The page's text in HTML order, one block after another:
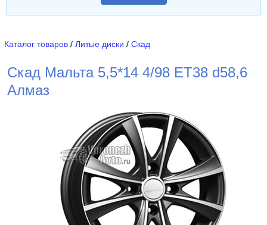
Каталог товаров / Литые диски / Скад
Скад Мальта 5,5*14 4/98 ET38 d58,6
Алмаз